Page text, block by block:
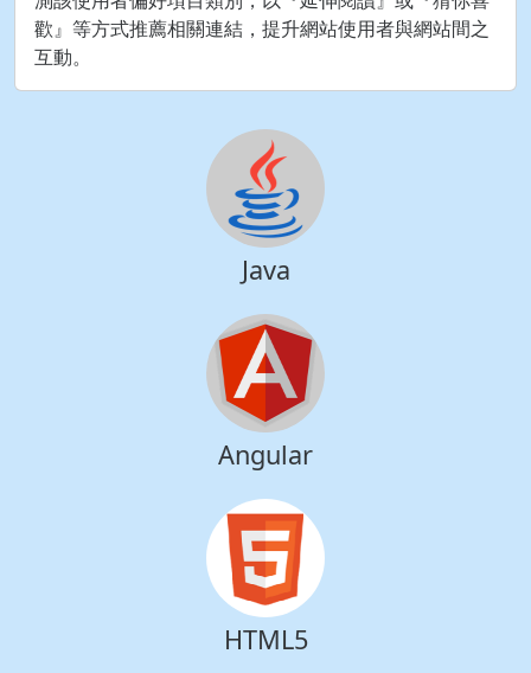
歡』等方式推薦相關連結，提升網站使用者與網站間之
互動。
Java
Angular
HTML5